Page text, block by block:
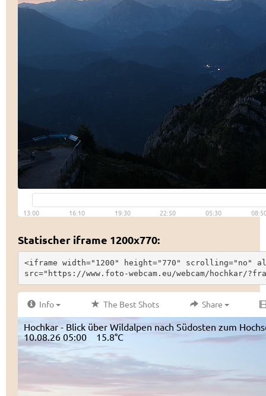
Statischer iframe 1200x770:
<iframe width="1200" height="770" scrolling="no"